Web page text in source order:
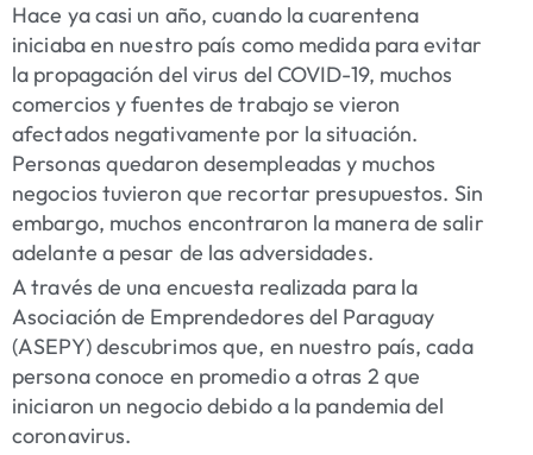
Hace ya casi un año, cuando la cuarentena
iniciaba en nuestro país como medida para evitar
la propagación del virus del COVID-19, muchos
comercios y fuentes de trabajo se vieron
afectados negativamente por la situación.
Personas quedaron desempleadas y muchos
negocios tuvieron que recortar presupuestos. Sin
embargo, muchos encontraron la manera de salir
adelante a pesar de las adversidades.
A través de una encuesta realizada para la
Asociación de Emprendedores del Paraguay
(ASEPY) descubrimos que, en nuestro país, cada
persona conoce en promedio a otras 2 que
iniciaron un negocio debido a la pandemia del
coronavirus.